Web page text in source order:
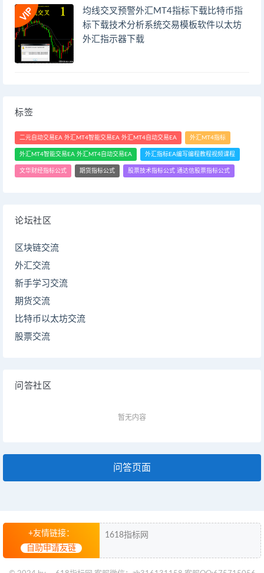
均线交叉预警外汇MT4指标下载比特币指
标下载技术分析系统交易模板软件以太坊
外汇指示器下载
标签
二元自动交易EA 外汇MT4智能交易EA 外汇MT4自动交易EA 外汇MT4指标
外汇MT4智能交易EA 外汇MT4自动交易EA 外汇指标EA编写编程教程视频课程
文华财经指标公式 期货指标公式 股票技术指标公式 通达信股票指标公式
论坛社区
区块链交流
外汇交流
新手学习交流
期货交流
比特币以太坊交流
股票交流
问答社区
暂无内容
问答页面
+友情链接：
自助申请友链
1618指标网